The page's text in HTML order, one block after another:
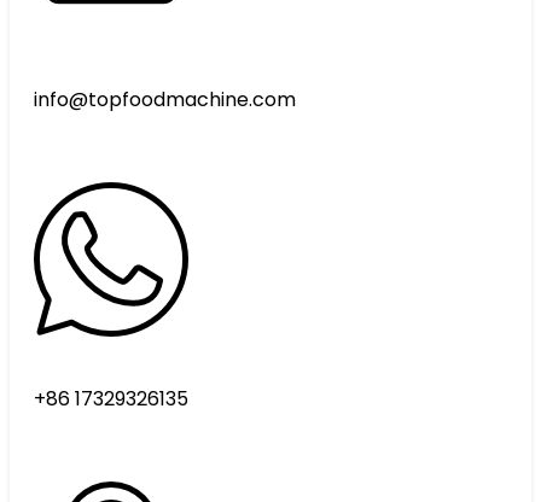
info@topfoodmachine.com
+86 17329326135